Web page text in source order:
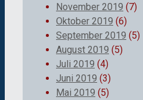
November 2019 (7)
Oktober 2019 (6)
September 2019 (5)
August 2019 (5)
Juli 2019 (4)
Juni 2019 (3)
Mai 2019 (5)